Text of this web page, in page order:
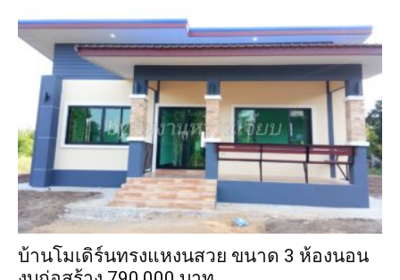
บ้านโมเดิร์นทรงแหงนสวย ขนาด 3 ห้องนอน